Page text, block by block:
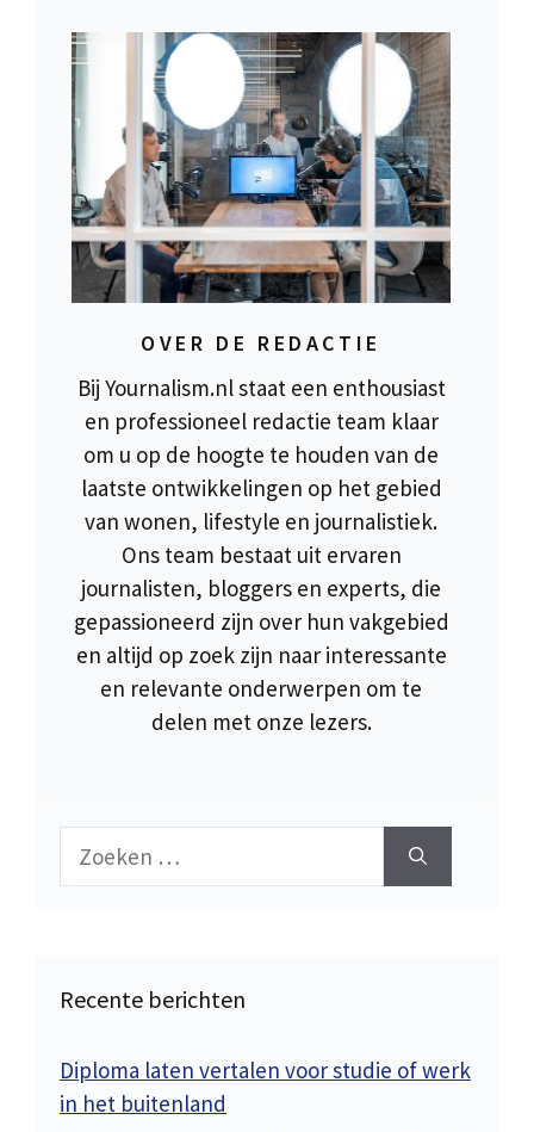
OVER DE REDACTIE
Bij Yournalism.nl staat een enthousiast
en professioneel redactie team klaar
om u op de hoogte te houden van de
laatste ontwikkelingen op het gebied
van wonen, lifestyle en journalistiek.
Ons team bestaat uit ervaren
journalisten, bloggers en experts, die
gepassioneerd zijn over hun vakgebied
en altijd op zoek zijn naar interessante
en relevante onderwerpen om te
delen met onze lezers.
Zoek
Recente berichten
Diploma laten vertalen voor studie of werk
in het buitenland